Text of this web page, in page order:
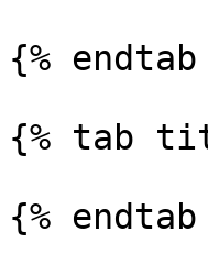
{% endtab
{% tab
{% endtab